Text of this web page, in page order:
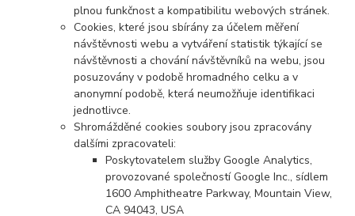
plnou funkčnost a kompatibilitu webových stránek.
Cookies, které jsou sbírány za účelem měření
návštěvnosti webu a vytváření statistik týkající se
návštěvnosti a chování návštěvníků na webu, jsou
posuzovány v podobě hromadného celku a v
anonymní podobě, která neumožňuje identifikaci
jednotlivce.
Shromážděné cookies soubory jsou zpracovány
dalšími zpracovateli:
Poskytovatelem služby Google Analytics,
provozované společností Google Inc., sídlem
1600 Amphitheatre Parkway, Mountain View,
CA 94043, USA